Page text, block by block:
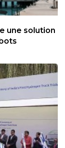
une solution